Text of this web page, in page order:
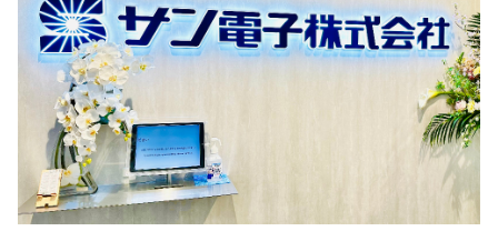
インタビュー
就活成功ガイド
リファレンス
プラン
個人向けプラン
法人向けプラン
再チャレンジ結果一覧
paiza times
note